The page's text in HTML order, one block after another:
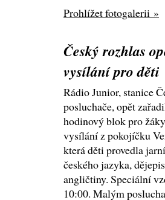
Prohlížet fotogalerii »
Český rozhlas
vysílání pro děti
Rádio Junior, stanice
posluchače, opět
hodinový blok pro
vysílání z pokojíčku
která děti provedla
českého jazyka,
angličtiny. Speciální
10:00. Malým